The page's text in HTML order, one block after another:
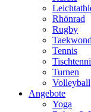
Rhönrad
Rugby
Tennis
Turnen
Volleyball
Angebote
Yoga